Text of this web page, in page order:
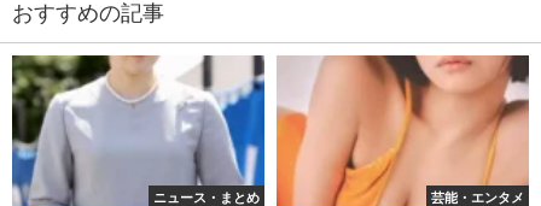
おすすめの記事
ニュース・まとめ 芸能・エンタメ